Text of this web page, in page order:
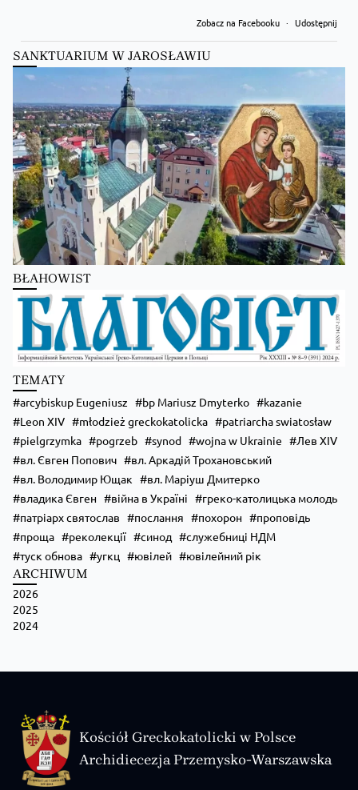
Zobacz na Facebooku · Udostępnij
Kościół Greckokatolicki
Преображення Господнє в Лодзі
Zobacz na Facebooku · Udostępnij
SANKTUARIUM W JAROSŁAWIU
BŁAHOWIST
TEMATY
arcybiskup Eugeniusz bp Mariusz Dmyterko
kazanie
Leon XIV
młodzież greckokatolicka
patriarcha swiatosław
pielgrzymka
pogrzeb synod wojna w Ukrainie
Лев XIV
вл. Євген Попович
вл. Аркадій Трохановський
вл. Володимир Ющак
вл. Маріуш Дмитерко
владика Євген
війна в Україні
греко-католицька молодь
патріарх святослав
послання похорон
проповідь
проща
реколекції синод
служебниці НДМ
туск обнова
угкц ювілей ювілейний рік
ARCHIWUM
2026
2025
2024
Kościół Greckokatolicki w Polsce
Archidiecezja Przemysko-Warszawska